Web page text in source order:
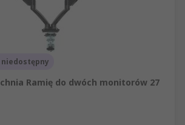
Ramię do dwóch monitorów 27